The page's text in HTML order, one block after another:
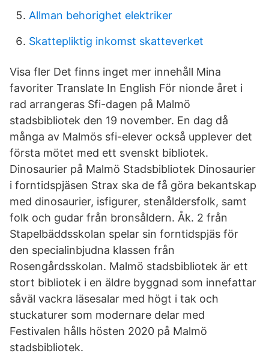
Allman behorighet elektriker
Skattepliktig inkomst skatteverket
Visa fler Det finns inget mer innehåll Mina
favoriter Translate In English För nionde året i
rad arrangeras Sfi-dagen på Malmö
stadsbibliotek den 19 november. En dag då
många av Malmös sfi-elever också upplever det
första mötet med ett svenskt bibliotek.
Dinosaurier på Malmö Stadsbibliotek Dinosaurier
i forntidspjäsen Strax ska de få göra bekantskap
med dinosaurier, isfigurer, stenåldersfolk, samt
folk och gudar från bronsåldern. Åk. 2 från
Stapelbäddsskolan spelar sin forntidspjäs för
den specialinbjudna klassen från
Rosengårdsskolan. Malmö stadsbibliotek är ett
stort bibliotek i en äldre byggnad som innefattar
såväl vackra läsesalar med högt i tak och
stuckaturer som modernare delar med
Festivalen hålls hösten 2020 på Malmö
stadsbibliotek.